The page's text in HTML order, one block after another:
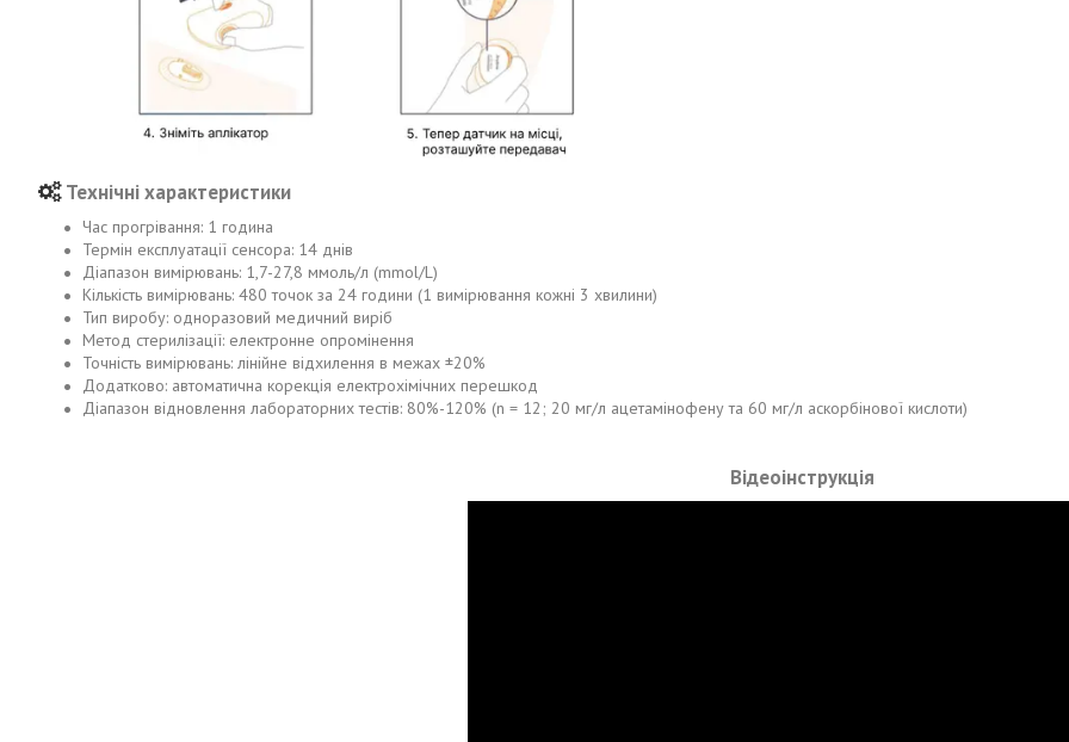
Технічні характеристики
Час прогрівання: 1 година
Термін експлуатації сенсора: 14 днів
Діапазон вимірювань: 1,7-27,8 ммоль/л (mmol/L)
Кількість вимірювань: 480 точок за 24 години (1 вимірювання кожні 3 хвилини)
Тип виробу: одноразовий медичний виріб
Метод стерилізації: електронне опромінення
Точність вимірювань: лінійне відхилення в межах ±20%
Додатково: автоматична корекція електрохімічних перешкод
Діапазон відновлення лабораторних тестів: 80%-120% (n = 12; 20 мг/л ацетамінофену та 60 мг/л аскорбінової кислоти)
Відеоінструкція